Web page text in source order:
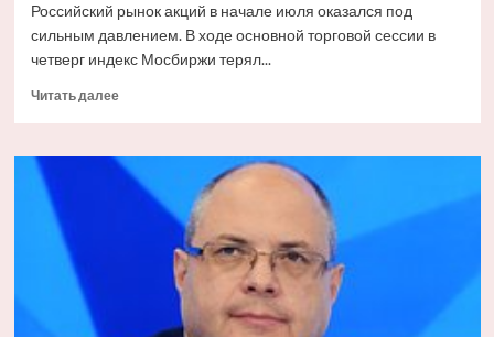
Российский рынок акций в начале июля оказался под
сильным давлением. В ходе основной торговой сессии в
четверг индекс Мосбиржи терял...
Читать далееПрочитать
Рынок
акций
рухнул:
инвесторов